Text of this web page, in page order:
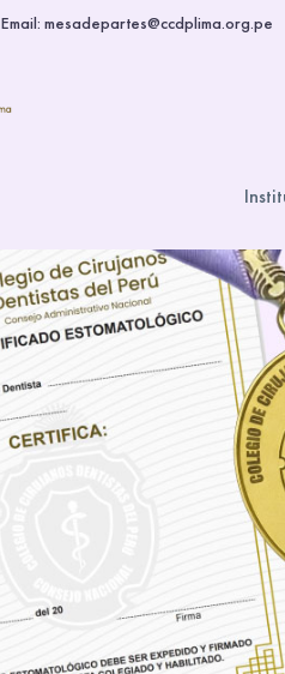
Email: mesadepartes@ccdplima.org.pe